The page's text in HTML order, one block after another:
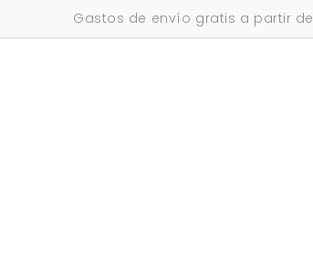
al
Gastos de envío gratis a partir de